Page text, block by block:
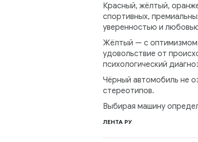
Красный, жёлтый,
спортивных,
уверенностью и
Жёлтый — с оптимизмом
удовольствие от
психологический
Чёрный автомобиль не
стереотипов.
Выбирая машину
ЛЕНТА РУ